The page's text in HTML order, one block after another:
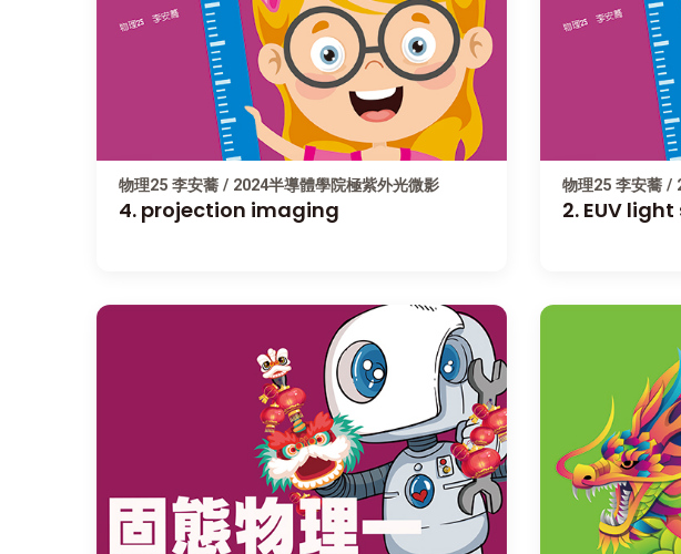
物理25 李安蕎 / 2024半導體學院極紫外光微影
4. projection imaging
物理25 李安蕎 /
2. EUV